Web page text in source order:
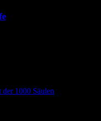
1000 Säulen